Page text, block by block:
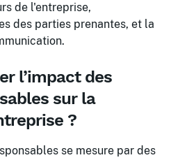
de l'entreprise,
des parties prenantes, et la
l’impact des
sur la
?
se mesure par des